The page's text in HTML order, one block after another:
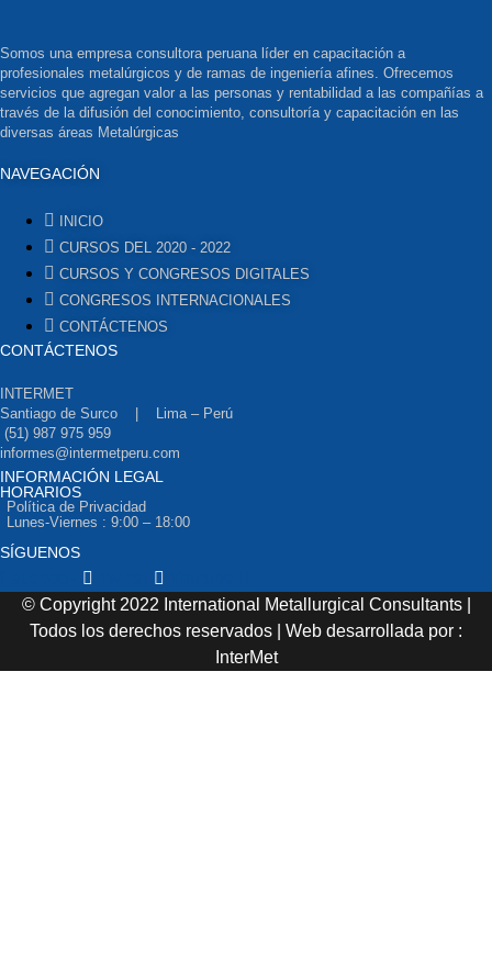
Somos una empresa consultora peruana líder en capacitación a
profesionales metalúrgicos y de ramas de ingeniería afines. Ofrecemos
servicios que agregan valor a las personas y rentabilidad a las compañías a
través de la difusión del conocimiento, consultoría y capacitación en las
diversas áreas Metalúrgicas
NAVEGACIÓN
INICIO
CURSOS DEL 2020 - 2022
CURSOS Y CONGRESOS DIGITALES
CONGRESOS INTERNACIONALES
CONTÁCTENOS
CONTÁCTENOS
INTERMET
Santiago de Surco | Lima – Perú
(51) 987 975 959
informes@intermetperu.com
INFORMACIÓN LEGAL
Política de Privacidad
HORARIOS
Lunes-Viernes : 9:00 – 18:00
SÍGUENOS
© Copyright 2022 International Metallurgical Consultants |
Todos los derechos reservados | Web desarrollada por :
InterMet